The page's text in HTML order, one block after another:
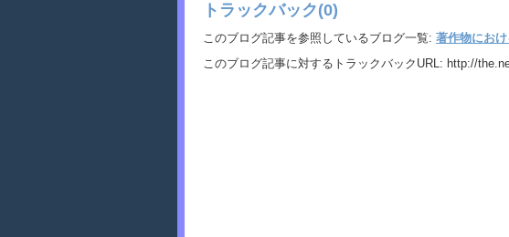
トラックバック(0)
このブログ記事を参照しているブログ一覧: 著作物にお
このブログ記事に対するトラックバックURL: http://